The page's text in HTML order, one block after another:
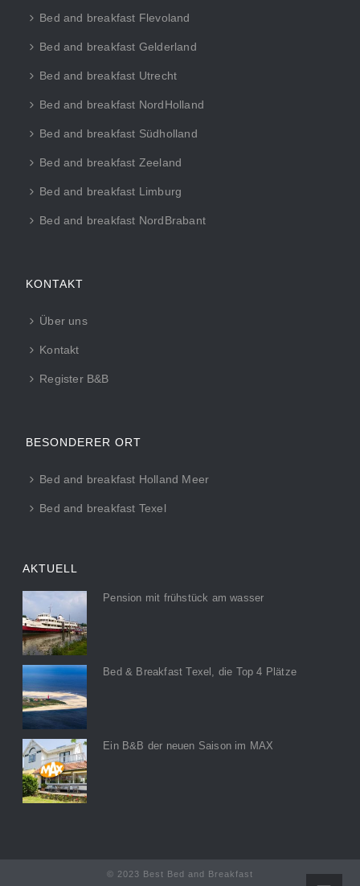
Bed and breakfast Flevoland
Bed and breakfast Gelderland
Bed and breakfast Utrecht
Bed and breakfast NordHolland
Bed and breakfast Südholland
Bed and breakfast Zeeland
Bed and breakfast Limburg
Bed and breakfast NordBrabant
KONTAKT
Über uns
Kontakt
Register B&B
BESONDERER ORT
Bed and breakfast Holland Meer
Bed and breakfast Texel
AKTUELL
Pension mit frühstück am wasser
Bed & Breakfast Texel, die Top 4 Plätze
Ein B&B der neuen Saison im MAX
© 2023 Best Bed and Breakfast